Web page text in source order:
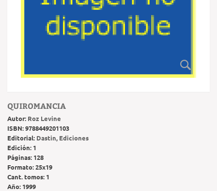
QUIROMANCIA
Autor: Roz Levine
ISBN:9788449201103
Editorial: Dastin, Ediciones
Edición: 1
Páginas: 128
Formato:25x19
Cant. tomos: 1
Año: 1999